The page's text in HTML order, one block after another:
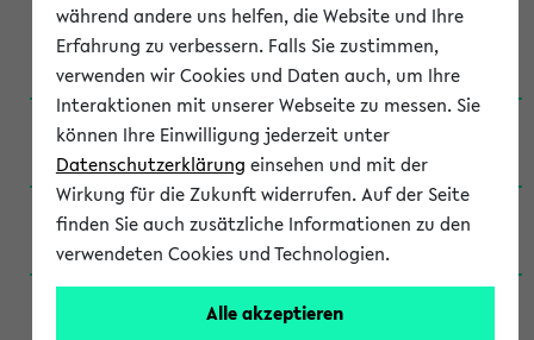
Anglistik: British and American Studies / B.A.
(Einschreibung bis WiSe 16/17)
Anglistik: British and American Studies / B.A.
(Einschreibung bis SoSe 2015)
Anglistik: British and American Studies / B.A.
(Einschreibung bis SoSe 2013)
Anglistik: British and American Studies / Ba
(Einschreibung bis SoSe 2011)
während andere uns helfen, die Website und Ihre
Erfahrung zu verbessern. Falls Sie zustimmen,
verwenden wir Cookies und Daten auch, um Ihre
Interaktionen mit unserer Webseite zu messen. Sie
können Ihre Einwilligung jederzeit unter
Datenschutzerklärung einsehen und mit der
Wirkung für die Zukunft widerrufen. Auf der Seite
finden Sie auch zusätzliche Informationen zu den
verwendeten Cookies und Technologien.
Alle akzeptieren